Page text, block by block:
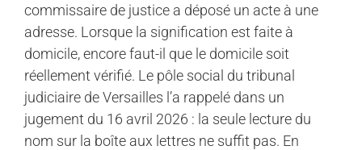
commissaire de justice a déposé un acte à une
adresse. Lorsque la signification est faite à
domicile, encore faut-il que le domicile soit
réellement vérifié. Le pôle social du tribunal
judiciaire de Versailles l’a rappelé dans un
jugement du 16 avril 2026 : la seule lecture du
nom sur la boîte aux lettres ne suffit pas. En